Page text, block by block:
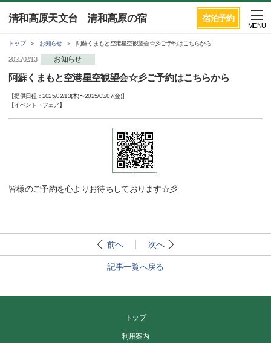
宿泊予約
清和高原天文台 清和高原の宿
MENU
トップ お知らせ 阿蘇くまもと空港星空観望会☆彡ご予約はこちらから
2025/02/13 お知らせ
阿蘇くまもと空港星空観望会☆彡ご予約はこちらから
【提供日程： 2025/02/13(木)〜2025/03/07(金)】
【イベント・フェア】
皆様のご予約を心よりお待ちしております☆彡
前へ 次へ
記事一覧へ戻る
トップ
利用案内